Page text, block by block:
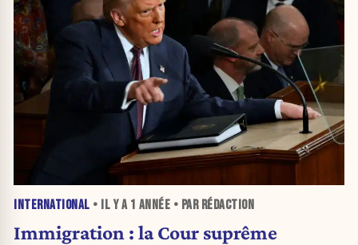
INTERNATIONAL • IL Y A 1 ANNÉE • PAR RÉDACTION
Immigration : la Cour suprême